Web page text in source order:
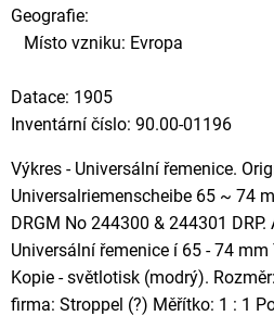
Geografie:
Místo vzniku: Evropa
Datace: 1905
Inventární číslo: 90.00-01196
Výkres - Universální řemenice.
Universalriemenscheibe 65 ~ 74
DRGM No 244300 & 244301
Universální řemenice í 65 - 74
Kopie - světlotisk (modrý).
firma: Stroppel (?) Měřítko: 1 : 1